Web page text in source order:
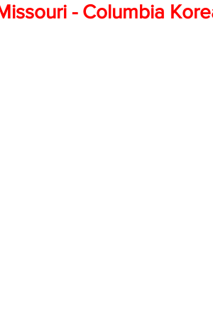
맛집/여행지
- Columbia